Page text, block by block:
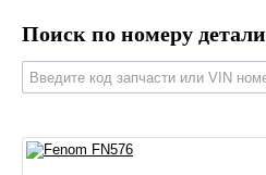
Поиск по номеру детали